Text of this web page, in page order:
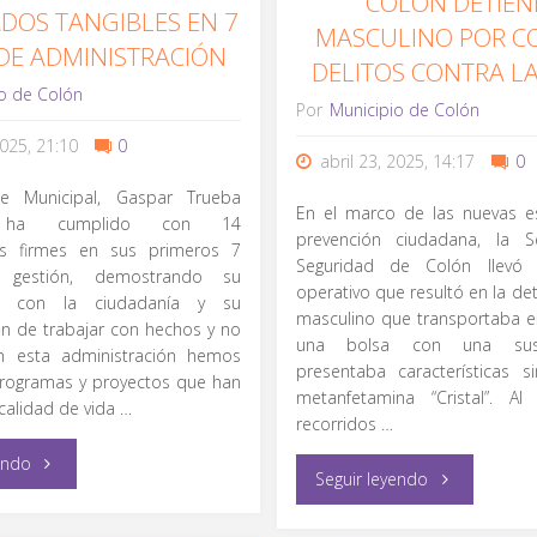
MASCULINO POR
DELITOS CONTRA
Por Municipio de Colón
abril 23, 2025, 14:17 0
En el marco de las nuevas
prevención ciudadana, la
Seguridad de Colón
operativo que resultó en la
masculino que transportaba
una bolsa con una
presentaba características
metanfetamina “Cristal”. Al
recorridos …
Seguir leyendo "Secretaría
TANGIBLES EN 7
ADMINISTRACIÓN
de Colón
21:10 0
Municipal, Gaspar Trueba
ha cumplido con 14
firmes en sus primeros 7
demostrando su
con la ciudadanía y su
de trabajar con hechos y no
esta administración hemos
y proyectos que han
de vida …
"Lleva